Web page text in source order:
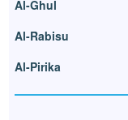
Al-Ghul
Al-Rabisu
Al-Pirika